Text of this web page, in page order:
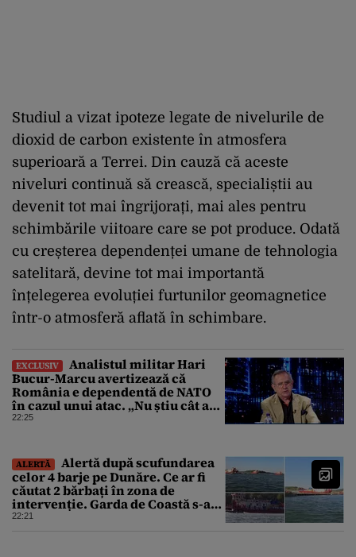
Studiul a vizat ipoteze legate de nivelurile de
dioxid de carbon existente în atmosfera
superioară a Terrei. Din cauză că aceste
niveluri continuă să crească, specialiștii au
devenit tot mai îngrijorați, mai ales pentru
schimbările viitoare care se pot produce. Odată
cu creșterea dependenței umane de tehnologia
satelitară, devine tot mai importantă
înțelegerea evoluției furtunilor geomagnetice
într-o atmosferă aflată în schimbare.
EXCLUSIV
Analistul militar Hari
Bucur-Marcu avertizează că
România e dependentă de NATO
în cazul unui atac. „Nu știu cât ar
rezista țara fără ajutor ”
22:25
ALERTĂ
Alertă după scufundarea
celor 4 barje pe Dunăre. Ce ar fi
căutat 2 bărbați în zona de
intervenție. Garda de Coastă s-a
deplasat urgent
22:21